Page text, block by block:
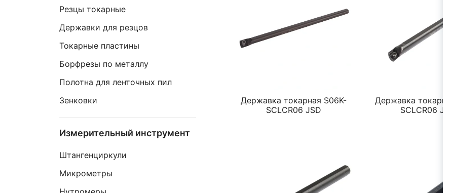
Державка токарная S06K-
SCLCR06 JSD
Державка токарная
SCLCR06 JSD
Резцы токарные
Державки для резцов
Токарные пластины
Борфрезы по металлу
Полотна для ленточных пил
Зенковки
Измерительный инструмент
Штангенциркули
Микрометры